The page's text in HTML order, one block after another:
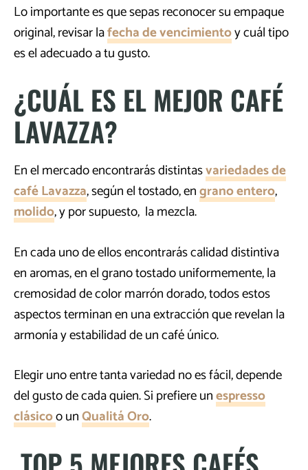
Lo importante es que sepas reconocer su empaque
original, revisar lafecha de vencimientoy cuál tipo
es el adecuado a tu gusto.
¿CUÁL ES EL MEJOR CAFÉ
LAVAZZA?
En el mercado encontrarás distintasvariedades de
café Lavazza, según el tostado, engrano entero,
molido, y por supuesto, la mezcla.
En cada uno de ellos encontrarás calidad distintiva
en aromas, en el grano tostado uniformemente, la
cremosidad de color marrón dorado, todos estos
aspectos terminan en una extracción que revelan la
armonía y estabilidad de un café único.
Elegir uno entre tanta variedad no es fácil, depende
del gusto de cada quien. Si prefiere unespresso
clásicoo unQualitá Oro.